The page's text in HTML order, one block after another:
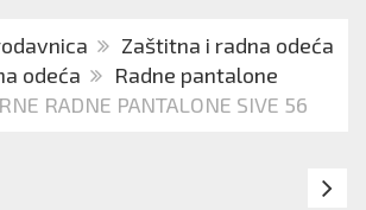
Zaštitna i radna odeća
odeća
Radne pantalone
RADNE PANTALONE SIVE 56